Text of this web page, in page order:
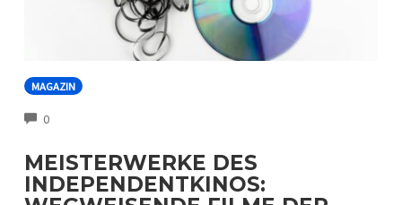
MAGAZIN
0COMMENTS
MEISTERWERKE DES
INDEPENDENTKINOS: